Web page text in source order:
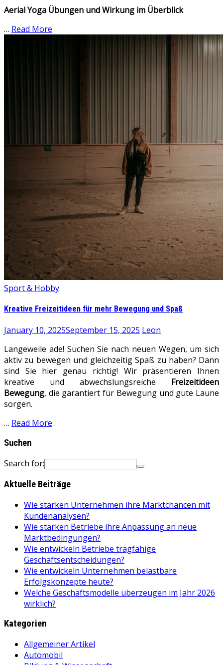
Aerial Yoga Übungen und Wirkung im Überblick
… Read More
Sport & Hobby
Kreative Freizeitideen für mehr Bewegung und Spaß
January 10, 2025September 15, 2025 Leon
Langeweile ade! Suchen Sie nach neuen Wegen, um sich
aktiv zu bewegen und gleichzeitig Spaß zu haben? Dann
sind Sie hier genau richtig! Wir präsentieren Ihnen
kreative und abwechslungsreiche Freizeitideen
Bewegung, die garantiert für Bewegung und gute Laune
sorgen.
… Read More
Suchen
Search for:
Aktuelle Beiträge
Wie stärken Unternehmen ihre Marktchancen mit
Kundenanalysen?
Wie stärken Betriebe ihre Anpassung an neue
Marktbedingungen?
Wie entwickeln Betriebe tragfähige
Geschäftsentscheidungen?
Wie entwickeln Unternehmen belastbare
Erfolgskonzepte heute?
Welche Geschäftsmodelle überzeugen im Jahr 2026
wirklich?
Kategorien
Allgemeiner Artikel
Automobil